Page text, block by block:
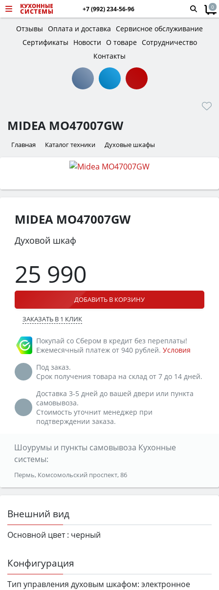
+7 (992) 234-56-96 0
Отзывы Оплата и доставка Сервисное обслуживание
Сертификаты
Новости О товаре Сотрудничество
Контакты
MIDEA MO47007GW
Главная Каталог техники Духовые шкафы
MIDEA MO47007GW
Духовой шкаф
25 990
ДОБАВИТЬ В КОРЗИНУ
ЗАКАЗАТЬ В 1 КЛИК
Покупай со Сбером в кредит без переплаты!
Ежемесячный платеж от 940 рублей. Условия
Под заказ.
Срок получения товара на склад от 7 до 14 дней.
Доставка 3-5 дней до вашей двери или пункта
самовывоза.
Стоимость уточнит менеджер при
подтверждении заказа.
Шоурумы и пункты самовывоза Кухонные
системы:
Пермь, Комсомольский проспект, 86
Внешний вид
Основной цвет : черный
Конфигурация
Тип управления духовым шкафом: электронное